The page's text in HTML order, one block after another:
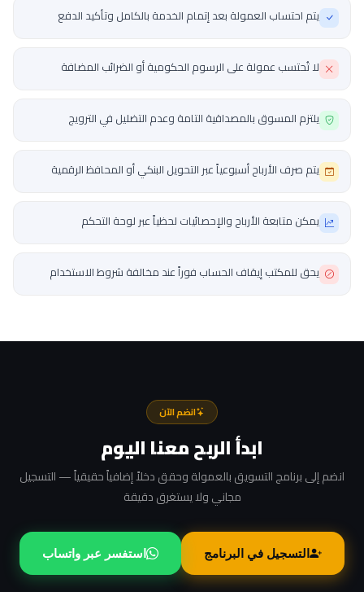
يتم احتساب العمولة بعد إتمام الخدمة بالكامل وتأكيد الدفع
لا تُحتسب عمولة على الرسوم الحكومية أو الضرائب المضافة
يلتزم المسوق بالمصداقية التامة وعدم التضليل في الترويج
يتم صرف الأرباح أسبوعياً عبر التحويل البنكي أو المحافظ الرقمية
يمكن متابعة الأرباح والإحصائيات لحظياً عبر لوحة التحكم
يحق للمكتب إيقاف الحساب فوراً عند مخالفة شروط الاستخدام
انضم الآن
ابدأ الربح معنا اليوم
انضم إلى برنامج التسويق بالعمولة وحقق دخلاً إضافياً حقيقياً — التسجيل
مجاني ولا يستغرق دقيقة
التسجيل في البرنامج استفسر عبر واتساب